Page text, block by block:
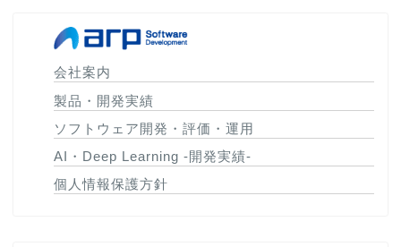
会社案内
製品・開発実績
ソフトウェア開発・評価・運用
AI・Deep Learning -開発実績-
個人情報保護方針